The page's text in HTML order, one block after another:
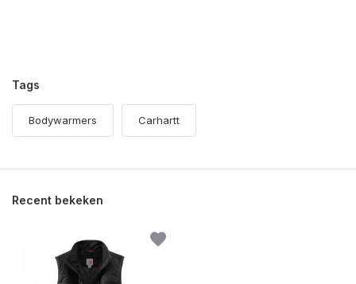
Tags
Bodywarmers Carhartt
Recent bekeken